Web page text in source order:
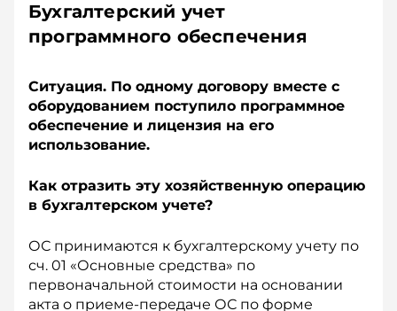
Бухгалтерский учет
программного обеспечения
Ситуация. По одному договору вместе с
оборудованием поступило программное
обеспечение и лицензия на его
использование.
Как отразить эту хозяйственную операцию
в бухгалтерском учете?
ОС принимаются к бухгалтерскому учету по
сч. 01 «Основные средства» по
первоначальной стоимости на основании
акта о приеме-передаче ОС по форме